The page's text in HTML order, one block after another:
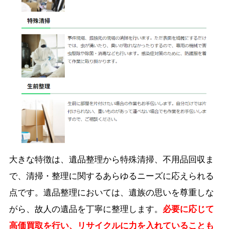
大きな特徴は、遺品整理から特殊清掃、不用品回収ま
で、清掃・整理に関するあらゆるニーズに応えられる
点です。遺品整理においては、遺族の思いを尊重しな
がら、故人の遺品を丁寧に整理します。 必要に応じて
高価買取を行い、リサイクルに力を入れていることも